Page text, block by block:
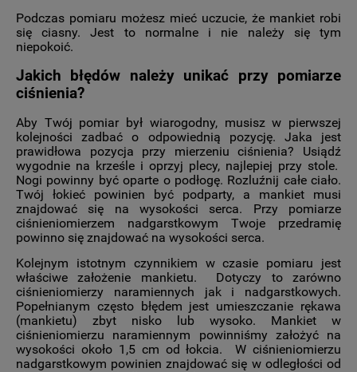
Podczas pomiaru możesz mieć uczucie, że mankiet robi
się ciasny. Jest to normalne i nie należy się tym
niepokoić.
Jakich błędów należy unikać przy pomiarze
ciśnienia?
Aby Twój pomiar był wiarogodny, musisz w pierwszej
kolejności zadbać o odpowiednią pozycję. Jaka jest
prawidłowa pozycja przy mierzeniu ciśnienia? Usiądź
wygodnie na krześle i oprzyj plecy, najlepiej przy stole.
Nogi powinny być oparte o podłogę. Rozluźnij całe ciało.
Twój łokieć powinien być podparty, a mankiet musi
znajdować się na wysokości serca. Przy pomiarze
ciśnieniomierzem nadgarstkowym Twoje przedramię
powinno się znajdować na wysokości serca.
Kolejnym istotnym czynnikiem w czasie pomiaru jest
właściwe założenie mankietu. Dotyczy to zarówno
ciśnieniomierzy naramiennych jak i nadgarstkowych.
Popełnianym często błędem jest umieszczanie rękawa
(mankietu) zbyt nisko lub wysoko. Mankiet w
ciśnieniomierzu naramiennym powinniśmy założyć na
wysokości około 1,5 cm od łokcia. W ciśnieniomierzu
nadgarstkowym powinien znajdować się w odległości od